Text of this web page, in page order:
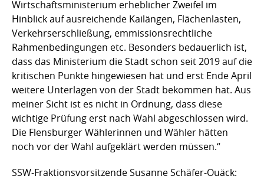
Wirtschaftsministerium erheblicher Zweifel im
Hinblick auf ausreichende Kailängen, Flächenlasten,
Verkehrserschließung, emmissionsrechtliche
Rahmenbedingungen etc. Besonders bedauerlich ist,
dass das Ministerium die Stadt schon seit 2019 auf die
kritischen Punkte hingewiesen hat und erst Ende April
weitere Unterlagen von der Stadt bekommen hat. Aus
meiner Sicht ist es nicht in Ordnung, dass diese
wichtige Prüfung erst nach Wahl abgeschlossen wird.
Die Flensburger Wählerinnen und Wähler hätten
noch vor der Wahl aufgeklärt werden müssen.“
SSW-Fraktionsvorsitzende Susanne Schäfer-Quäck: